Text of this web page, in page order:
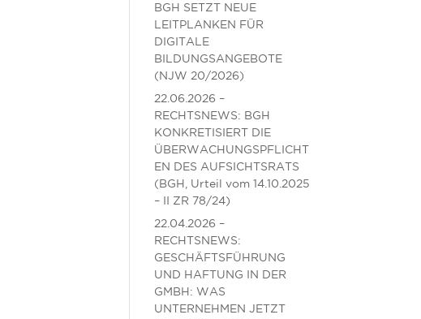
BGH SETZT NEUE
LEITPLANKEN FÜR
DIGITALE
BILDUNGSANGEBOTE
(NJW 20/2026)
22.06.2026 –
RECHTSNEWS: BGH
KONKRETISIERT DIE
ÜBERWACHUNGSPFLICHT
EN DES AUFSICHTSRATS
(BGH, Urteil vom 14.10.2025
– II ZR 78/24)
22.04.2026 –
RECHTSNEWS:
GESCHÄFTSFÜHRUNG
UND HAFTUNG IN DER
GMBH: WAS
UNTERNEHMEN JETZT